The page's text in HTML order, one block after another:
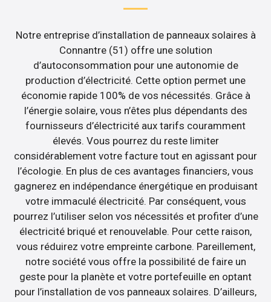
Notre entreprise d’installation de panneaux solaires à
Connantre (51) offre une solution
d’autoconsommation pour une autonomie de
production d’électricité. Cette option permet une
économie rapide 100% de vos nécessités. Grâce à
l’énergie solaire, vous n’êtes plus dépendants des
fournisseurs d’électricité aux tarifs couramment
élevés. Vous pourrez du reste limiter
considérablement votre facture tout en agissant pour
l’écologie. En plus de ces avantages financiers, vous
gagnerez en indépendance énergétique en produisant
votre immaculé électricité. Par conséquent, vous
pourrez l’utiliser selon vos nécessités et profiter d’une
électricité briqué et renouvelable. Pour cette raison,
vous réduirez votre empreinte carbone. Pareillement,
notre société vous offre la possibilité de faire un
geste pour la planète et votre portefeuille en optant
pour l’installation de vos panneaux solaires. D’ailleurs,